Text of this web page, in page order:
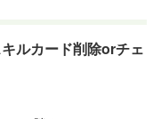
ルカード削除orチェ